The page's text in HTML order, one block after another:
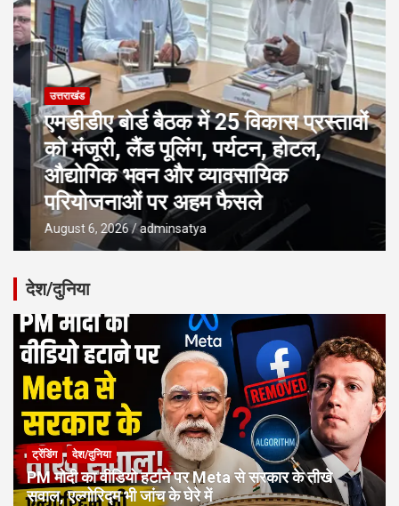
उत्तराखंड
एमडीडीए बोर्ड बैठक में 25 विकास प्रस्तावों
को मंजूरी, लैंड पूलिंग, पर्यटन, होटल,
औद्योगिक भवन और व्यावसायिक
परियोजनाओं पर अहम फैसले
August 6, 2026 adminsatya
देश/दुनिया
ट्रेंडिंग देश/दुनिया
PM मोदी का वीडियो हटाने पर Meta से सरकार के तीखे
सवाल, एल्गोरिद्म भी जांच के घेरे में